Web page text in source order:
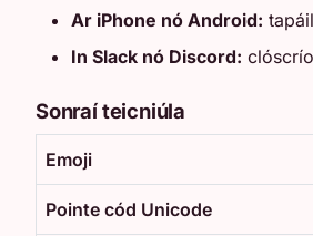
Ar iPhone nó Android:
In Slack nó Discord:
Sonraí teicniúla
Emoji
Pointe cód Unicode